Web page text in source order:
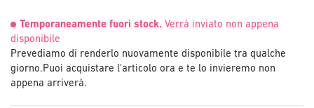
Temporaneamente fuori stock. Verrà inviato non appena
disponibile
Prevediamo di renderlo nuovamente disponibile tra qualche
giorno.Puoi acquistare l'articolo ora e te lo invieremo non
appena arriverà.